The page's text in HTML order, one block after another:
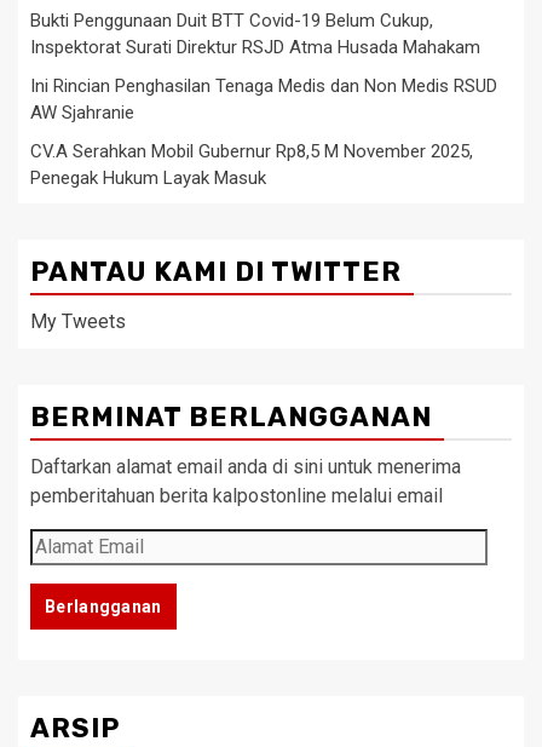
Bukti Penggunaan Duit BTT Covid-19 Belum Cukup,
Inspektorat Surati Direktur RSJD Atma Husada Mahakam
Ini Rincian Penghasilan Tenaga Medis dan Non Medis RSUD
AW Sjahranie
CV.A Serahkan Mobil Gubernur Rp8,5 M November 2025,
Penegak Hukum Layak Masuk
PANTAU KAMI DI TWITTER
My Tweets
BERMINAT BERLANGGANAN
Daftarkan alamat email anda di sini untuk menerima
pemberitahuan berita kalpostonline melalui email
Alamat
Email
Berlangganan
ARSIP